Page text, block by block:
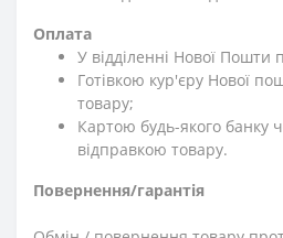
Оплата
У відділенні Нової Пошти
Готівкою кур'єру Нової
товару;
Картою будь-якого банку
відправкою товару.
Повернення/гарантія